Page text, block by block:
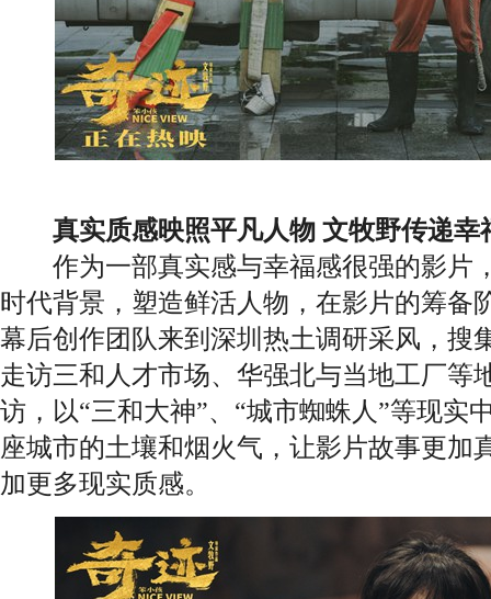
真实质感映照平凡人物 文牧野传递幸
作为一部真实感与幸福感很强的影片
时代背景，塑造鲜活人物，在影片的筹备
幕后创作团队来到深圳热土调研采风，搜
走访三和人才市场、华强北与当地工厂等
访，以“三和大神”、“城市蜘蛛人”等现实
座城市的土壤和烟火气，让影片故事更加
加更多现实质感。